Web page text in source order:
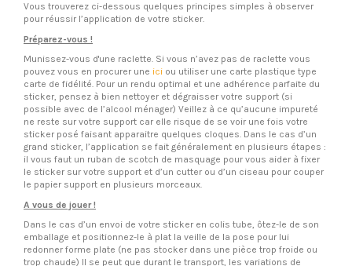
Vous trouverez ci-dessous quelques principes simples à observer
pour réussir l’application de votre sticker.
Préparez-vous !
Munissez-vous d'une raclette. Si vous n’avez pas de raclette vous
pouvez vous en procurer une ici ou utiliser une carte plastique type
carte de fidélité. Pour un rendu optimal et une adhérence parfaite du
sticker, pensez à bien nettoyer et dégraisser votre support (si
possible avec de l’alcool ménager) Veillez à ce qu’aucune impureté
ne reste sur votre support car elle risque de se voir une fois votre
sticker posé faisant apparaitre quelques cloques. Dans le cas d’un
grand sticker, l’application se fait généralement en plusieurs étapes :
il vous faut un ruban de scotch de masquage pour vous aider à fixer
le sticker sur votre support et d’un cutter ou d’un ciseau pour couper
le papier support en plusieurs morceaux.
A vous de jouer !
Dans le cas d’un envoi de votre sticker en colis tube, ôtez-le de son
emballage et positionnez-le à plat la veille de la pose pour lui
redonner forme plate (ne pas stocker dans une pièce trop froide ou
trop chaude) Il se peut que durant le transport, les variations de